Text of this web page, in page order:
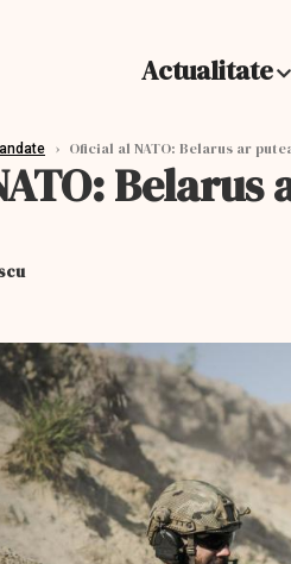
Actualitate
› Oficial al NATO: Belarus ar